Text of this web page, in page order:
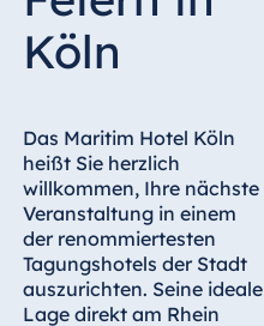
Hotel Bonn
Hotel Bremen
Hotel Dresden
Hotel Düsseldorf
Hotel Frankfurt
Hotel am
Schlossgarten
Fulda
Köln
Das Maritim Hotel Köln
heißt Sie herzlich
willkommen, Ihre nächste
Veranstaltung in einem
der renommiertesten
Tagungshotels der Stadt
auszurichten. Seine ideale
Lage direkt am Rhein